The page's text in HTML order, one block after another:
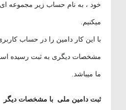
خود ، به نام حساب زیر مجموعه ای
میکنیم.
با این کار دامین را در حساب کاربری
مشخصات دیگری به ثبت رسیده است
ما میباشد.
ثبت دامین ملی با مشخصات دیگر